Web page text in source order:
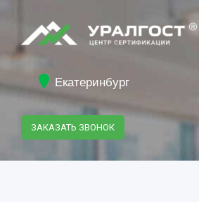
Екатеринбург
ЗАКАЗАТЬ ЗВОНОК